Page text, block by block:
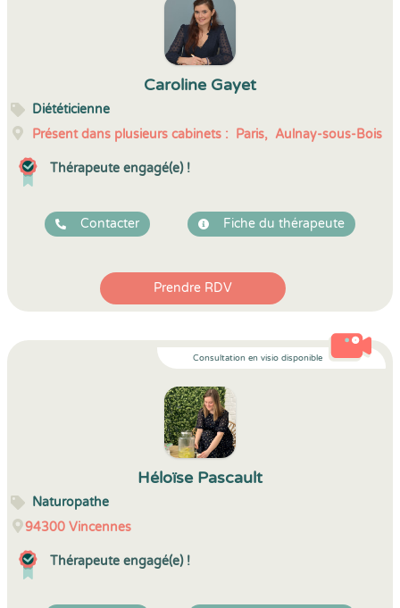
Caroline Gayet
Diététicienne
Présent dans plusieurs cabinets : Paris, Aulnay-sous-Bois
Thérapeute engagé(e) !
Contacter Fiche du thérapeute
Prendre RDV
Consultation en visio disponible
Héloïse Pascault
Naturopathe
94300 Vincennes
Thérapeute engagé(e) !